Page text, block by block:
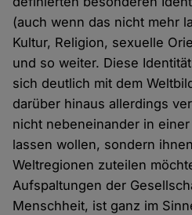
(auch wenn das nicht mehr
Kultur, Religion, sexuelle
und so weiter. Diese
sich deutlich mit dem
darüber hinaus allerdings
nicht nebeneinander in
lassen wollen, sondern
Weltregionen zuteilen
Aufspaltungen der
Menschheit, ist ganz im